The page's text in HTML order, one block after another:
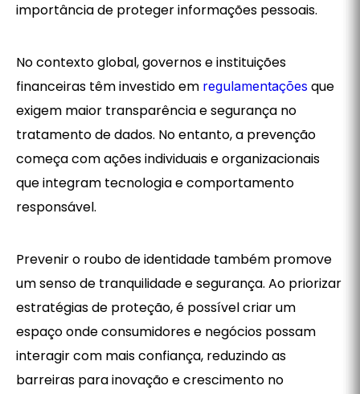
importância de proteger informações pessoais.
No contexto global, governos e instituições
financeiras têm investido em regulamentações que
exigem maior transparência e segurança no
tratamento de dados. No entanto, a prevenção
começa com ações individuais e organizacionais
que integram tecnologia e comportamento
responsável.
Prevenir o roubo de identidade também promove
um senso de tranquilidade e segurança. Ao priorizar
estratégias de proteção, é possível criar um
espaço onde consumidores e negócios possam
interagir com mais confiança, reduzindo as
barreiras para inovação e crescimento no